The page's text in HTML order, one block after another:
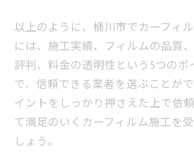
以上のように、桶川市でカーフィ
には、施工実績、フィルムの品質
評判、料金の透明性という5つの
で、信頼できる業者を選ぶことが
イントをしっかり押さえた上で依
て満足のいくカーフィルム施工を
しょう。